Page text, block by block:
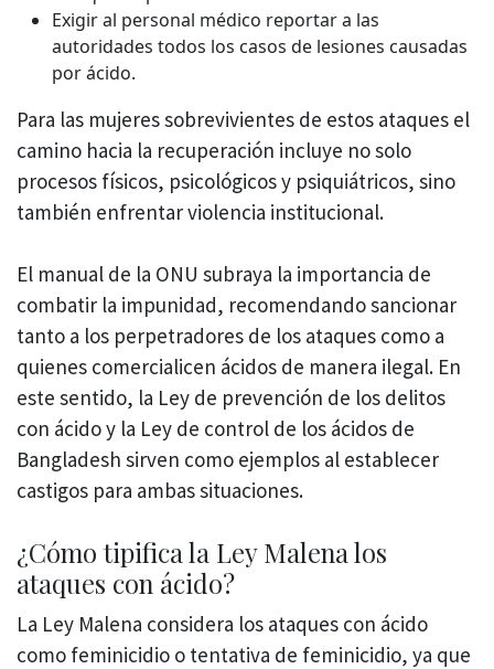
Exigir al personal médico reportar a las
autoridades todos los casos de lesiones causadas
por ácido.
Para las mujeres sobrevivientes de estos ataques el
camino hacia la recuperación incluye no solo
procesos físicos, psicológicos y psiquiátricos, sino
también enfrentar violencia institucional.
El manual de la ONU subraya la importancia de
combatir la impunidad, recomendando sancionar
tanto a los perpetradores de los ataques como a
quienes comercialicen ácidos de manera ilegal. En
este sentido, la Ley de prevención de los delitos
con ácido y la Ley de control de los ácidos de
Bangladesh sirven como ejemplos al establecer
castigos para ambas situaciones.
¿Cómo tipifica la Ley Malena los
ataques con ácido?
La Ley Malena considera los ataques con ácido
como feminicidio o tentativa de feminicidio, ya que